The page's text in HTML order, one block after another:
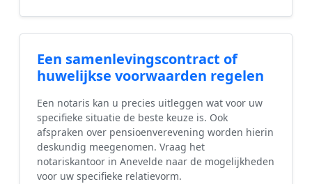
Een samenlevingscontract of
huwelijkse voorwaarden regelen
Een notaris kan u precies uitleggen wat voor uw
specifieke situatie de beste keuze is. Ook
afspraken over pensioenverevening worden hierin
deskundig meegenomen. Vraag het
notariskantoor in Anevelde naar de mogelijkheden
voor uw specifieke relatievorm.